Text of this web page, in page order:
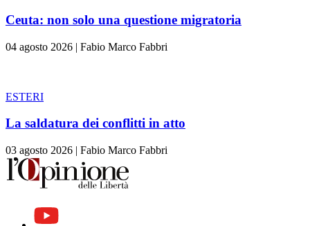
Ceuta: non solo una questione migratoria
04 agosto 2026 | Fabio Marco Fabbri
ESTERI
La saldatura dei conflitti in atto
03 agosto 2026 | Fabio Marco Fabbri